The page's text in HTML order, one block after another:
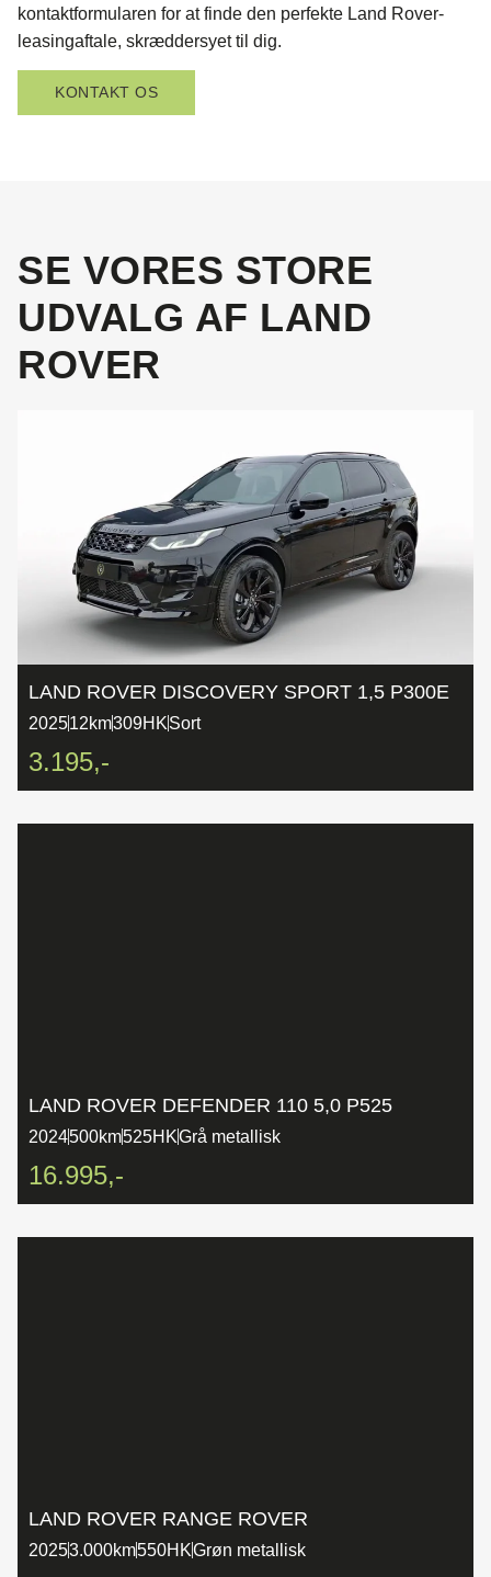
kontaktformularen for at finde den perfekte Land Rover-
leasingaftale, skræddersyet til dig.
KONTAKT OS
SE VORES STORE
UDVALG AF LAND
ROVER
LAND ROVER DISCOVERY SPORT 1,5 P300E
202512km309HKSort
3.195,-
LAND ROVER DEFENDER 110 5,0 P525
2024500km525HKGrå metallisk
16.995,-
LAND ROVER RANGE ROVER
20253.000km550HKGrøn metallisk